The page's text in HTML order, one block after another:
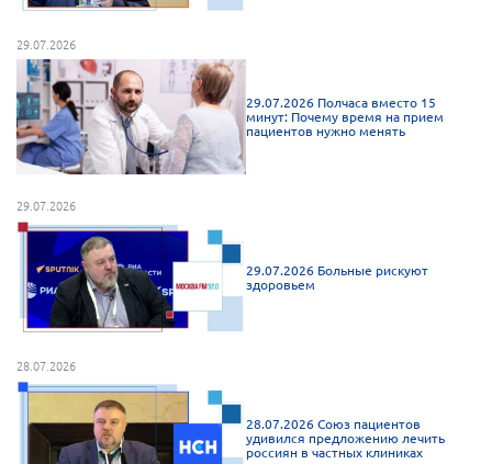
Кировская область
Краснодарский край
Красноярский край
Липецкая область
г. Москва
Московская область
Мурманская область
Нижегородская область
Новгородская область
Новосибирская область
Омская область
29.07.2026
29.07.2026 Полчаса вместо 15
минут: Почему время на прием
пациентов нужно менять
29.07.2026
29.07.2026 Больные рискуют
здоровьем
28.07.2026
28.07.2026 Союз пациентов
удивился предложению лечить
россиян в частных клиниках